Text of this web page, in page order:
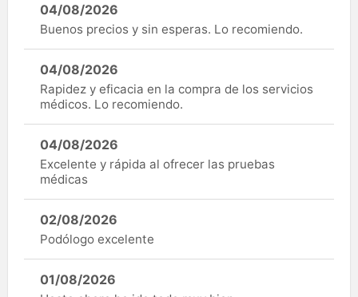
04/08/2026
Buenos precios y sin esperas. Lo recomiendo.
04/08/2026
Rapidez y eficacia en la compra de los servicios
médicos. Lo recomiendo.
04/08/2026
Excelente y rápida al ofrecer las pruebas
médicas
02/08/2026
Podólogo excelente
01/08/2026